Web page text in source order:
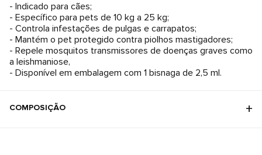
- Indicado para cães;
- Específico para pets de 10 kg a 25 kg;
- Controla infestações de pulgas e carrapatos;
- Mantém o pet protegido contra piolhos mastigadores;
- Repele mosquitos transmissores de doenças graves como
a leishmaniose,
- Disponível em embalagem com 1 bisnaga de 2,5 ml.
COMPOSIÇÃO